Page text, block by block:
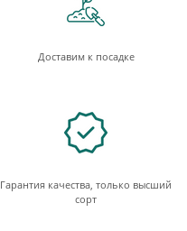
Доставим к посадке
Гарантия качества, только высший
сорт